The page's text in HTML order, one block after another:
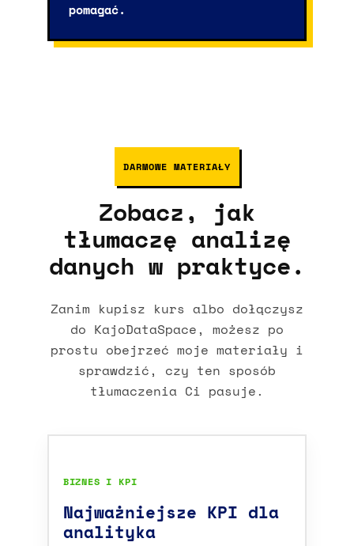
pomagać.
DARMOWE MATERIAŁY
Zobacz, jak
tłumaczę analizę
danych w praktyce.
Zanim kupisz kurs albo dołączysz
do KajoDataSpace, możesz po
prostu obejrzeć moje materiały i
sprawdzić, czy ten sposób
tłumaczenia Ci pasuje.
BIZNES I KPI
Najważniejsze KPI dla
analityka